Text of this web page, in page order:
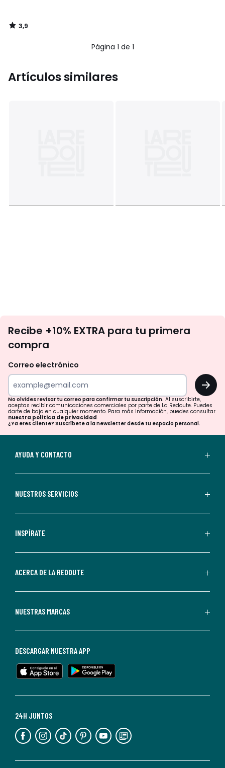
3,9
/
Página 1 de 1
Artículos similares
te
tu
para
confirmar
tu
suscripción.
aceptas
comerciales
personalizadas
parte
Redoute.
de
en
cualquier
Para
información,
puedes
Recibe +10% EXTRA para tu primera
compra
Correo electrónico
OK
No olvides revisar tu correo para confirmar tu suscripción. Al suscribirte,
aceptas recibir comunicaciones comerciales por parte de La Redoute. Puedes
darte de baja en cualquier momento. Para más información, puedes consultar
nuestra política de privacidad.
¿Ya eres cliente? Suscríbete a la newsletter desde tu espacio personal.
AYUDA Y CONTACTO
NUESTROS SERVICIOS
INSPÍRATE
ACERCA DE LA REDOUTE
NUESTRAS MARCAS
24H JUNTOS
DESCARGAR NUESTRA APP